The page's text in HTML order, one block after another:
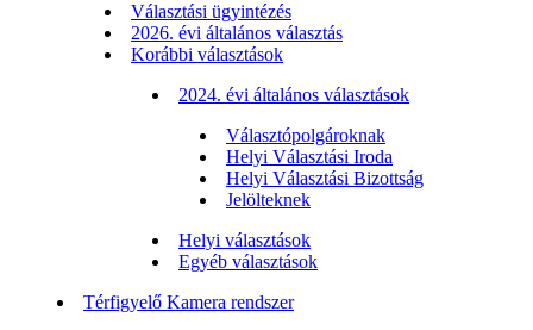
Választási ügyintézés
2026. évi általános választás
Korábbi választások
2024. évi általános választások
Választópolgároknak
Helyi Választási Iroda
Helyi Választási Bizottság
Jelölteknek
Helyi választások
Egyéb választások
Térfigyelő Kamera rendszer